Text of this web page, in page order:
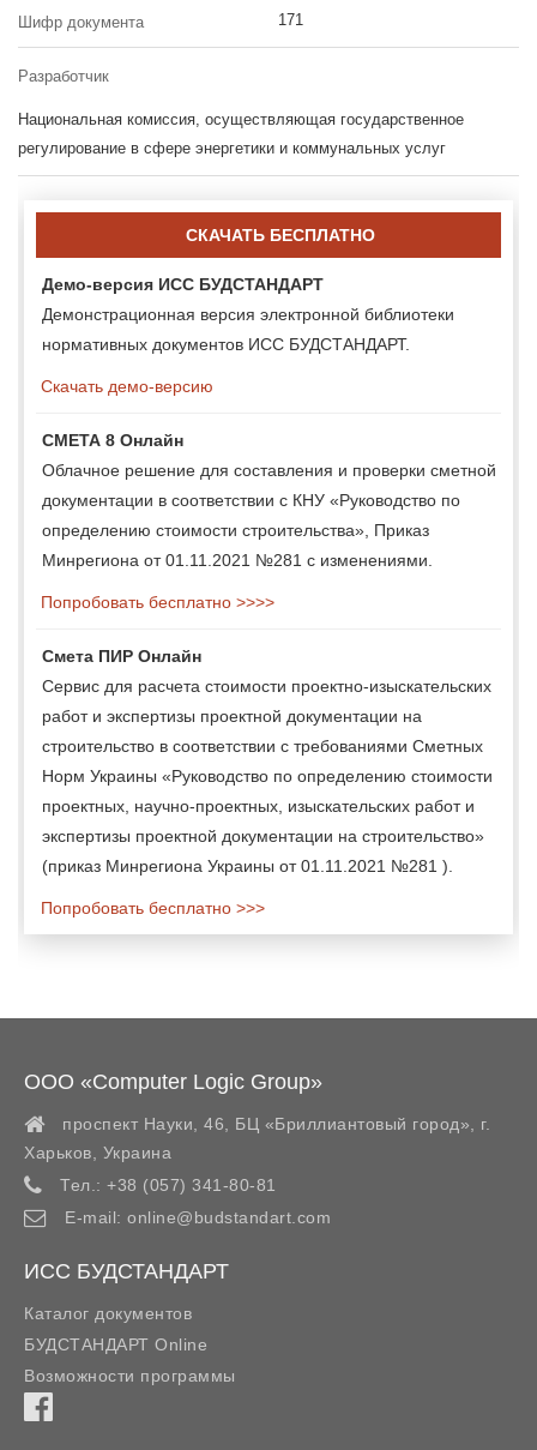
Шифр документа 171
Разработчик
Национальная комиссия, осуществляющая государственное
регулирование в сфере энергетики и коммунальных услуг
СКАЧАТЬ БЕСПЛАТНО
Демо-версия ИСС БУДСТАНДАРТ
Демонстрационная версия электронной библиотеки
нормативных документов ИСС БУДСТАНДАРТ.
Скачать демо-версию
СМЕТА 8 Онлайн
Облачное решение для составления и проверки сметной
документации в соответствии с КНУ «Руководство по
определению стоимости строительства», Приказ
Минрегиона от 01.11.2021 №281 с изменениями.
Попробовать бесплатно >>>>
Смета ПИР Онлайн
Сервис для расчета стоимости проектно-изыскательских
работ и экспертизы проектной документации на
строительство в соответствии с требованиями Сметных
Норм Украины «Руководство по определению стоимости
проектных, научно-проектных, изыскательских работ и
экспертизы проектной документации на строительство»
(приказ Минрегиона Украины от 01.11.2021 №281 ).
Попробовать бесплатно >>>
ООО «Computer Logic Group»
проспект Науки, 46, БЦ «Бриллиантовый город»,
г.
Харьков
Украина
Тел.: +38 (057) 341-80-81
E-mail: online@budstandart.com
ИСС БУДСТАНДАРТ
Каталог документов
БУДСТАНДАРТ Online
Возможности программы